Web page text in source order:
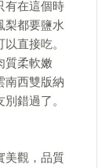
有在這個時
梨都要鹽水
直接吃。
質柔軟嫩
南西雙版納
錯過了。
美觀，品質